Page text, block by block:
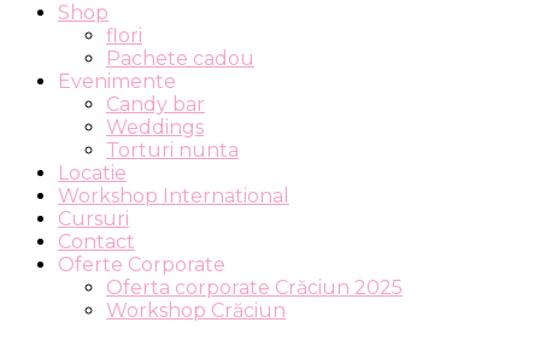
Shop
flori
Pachete cadou
Evenimente
Candy bar
Weddings
Torturi nunta
Locatie
Workshop International
Cursuri
Contact
Oferte Corporate
Oferta corporate Crăciun 2025
Workshop Crăciun